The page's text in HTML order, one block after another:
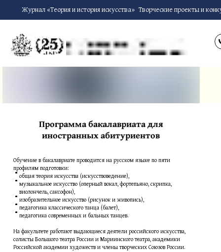
Журнал «Теория и история искусства» Творческие проекты и
Программа бакалавриата для
иностранных абитуриентов
Обучение в бакалавриате проводится на русском языке по пяти
профилям подготовки:
общая теория искусства (искусствоведение),
музыкальное искусство (оперный вокал, фортепьяно, скрипка,
виолончель, саксофон),
изобразительное искусство (рисунок и живопись),
педагогика классического танца (балет),
педагогика современных и бальных танцев.
На факультете работают выдающиеся деятели российского искусства,
солисты Большого театра России и Мариинского театра, академики
Российской академии художеств и члены творческих Союзов России.